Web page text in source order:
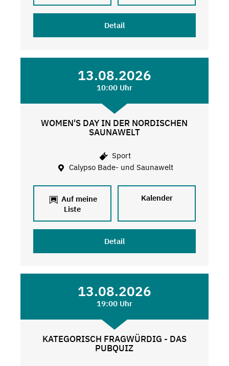
Detail
13.08.2026
10:00 Uhr
WOMEN'S DAY IN DER NORDISCHEN
SAUNAWELT
Sport
Calypso Bade- und Saunawelt
Auf meine
Liste
Kalender
Detail
13.08.2026
19:00 Uhr
KATEGORISCH FRAGWÜRDIG - DAS
PUBQUIZ